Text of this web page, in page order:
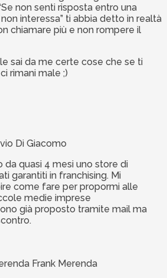
non senti risposta entro una
interessa” ti abbia detto in realtà
chiamare più e non rompere il
sai da me certe cose che se ti
rimani male ;)
Di Giacomo
da quasi 4 mesi uno store di
garantiti in franchising. Mi
come fare per propormi alle
medie imprese
già proposto tramite mail ma
Frank Merenda